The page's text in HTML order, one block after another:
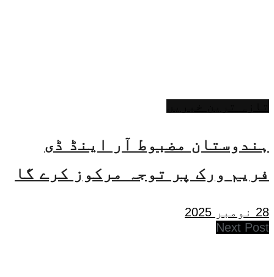
ہندوستان مضبوط آر اینڈ ڈی
فریم ورک پر توجہ مرکوز کرے گا
28 نومبر 2025
Next Post